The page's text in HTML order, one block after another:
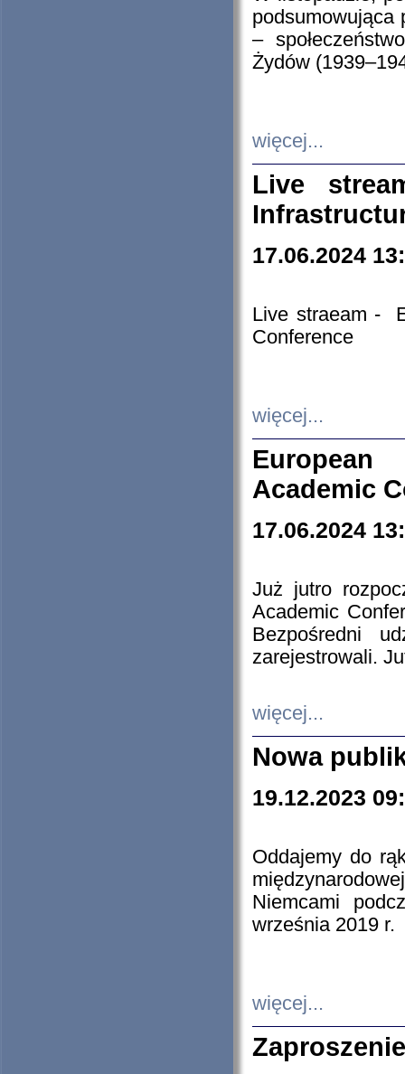
podsumowująca
–
Żydów
więcej...
Live
17.06.2024
Live straeam -
Conference
więcej...
European
Academic
17.06.2024
Już jutro
Academic
Bezpośredni
zarejestrowali.
więcej...
Nowa
19.12.2023
Oddajemy do
Niemcami
września 2019 r.
więcej...